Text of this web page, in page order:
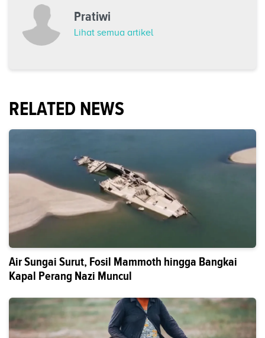
Pratiwi
Lihat semua artikel
RELATED NEWS
Air Sungai Surut, Fosil Mammoth hingga Bangkai
Kapal Perang Nazi Muncul